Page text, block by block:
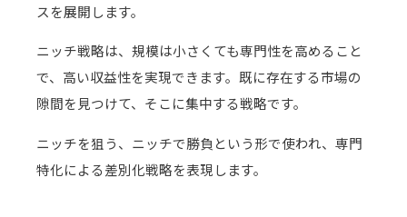
スを展開します。
ニッチ戦略は、規模は小さくても専門性を高めること
で、高い収益性を実現できます。既に存在する市場の
隙間を見つけて、そこに集中する戦略です。
ニッチを狙う、ニッチで勝負という形で使われ、専門
特化による差別化戦略を表現します。